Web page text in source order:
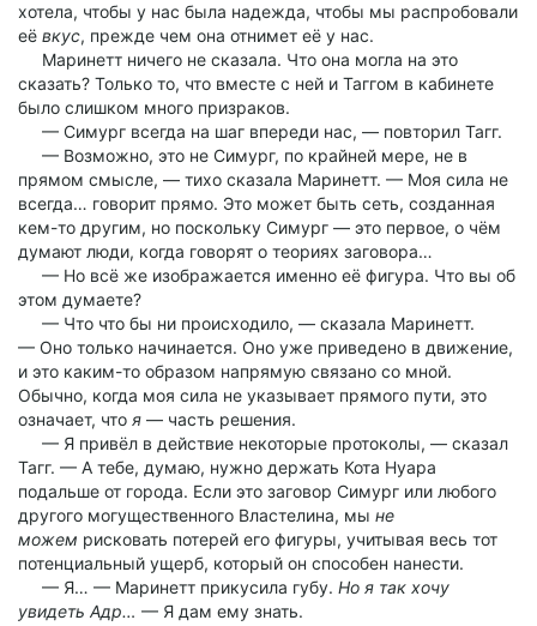
хотела, чтобы у нас была надежда, чтобы мы распробовали
её вкус, прежде чем она отнимет её у нас.
Маринетт ничего не сказала. Что она могла на это
сказать? Только то, что вместе с ней и Таггом в кабинете
было слишком много призраков.
— Симург всегда на шаг впереди нас, — повторил Тагг.
— Возможно, это не Симург, по крайней мере, не в
прямом смысле, — тихо сказала Маринетт. — Моя сила не
всегда… говорит прямо. Это может быть сеть, созданная
кем-то другим, но поскольку Симург — это первое, о чём
думают люди, когда говорят о теориях заговора…
— Но всё же изображается именно её фигура. Что вы об
этом думаете?
— Что что бы ни происходило, — сказала Маринетт.
— Оно только начинается. Оно уже приведено в движение,
и это каким-то образом напрямую связано со мной.
Обычно, когда моя сила не указывает прямого пути, это
означает, что я — часть решения.
— Я привёл в действие некоторые протоколы, — сказал
Тагг. — А тебе, думаю, нужно держать Кота Нуара
подальше от города. Если это заговор Симург или любого
другого могущественного Властелина, мы не
можем рисковать потерей его фигуры, учитывая весь тот
потенциальный ущерб, который он способен нанести.
— Я… — Маринетт прикусила губу. Но я так хочу
увидеть Адр… — Я дам ему знать.